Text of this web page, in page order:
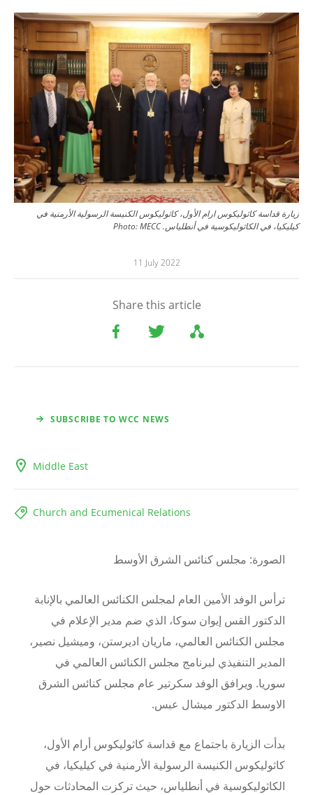
Image
زيارة قداسة كاثوليكوس ارام الأول، كاثوليكوس الكنيسة الرسولية الأرمنية في
كيليكيا، في الكاثوليكوسية في أنطلياس.
Photo:MECC
11 July 2022
Share this article
SUBSCRIBE TO WCC NEWS
Middle East
Church and Ecumenical Relations
الصورة: مجلس كنائس الشرق الأوسط
ترأس الوفد الأمين العام لمجلس الكنائس العالمي بالإنابة
الدكتور القس إيوان سوكا، الذي ضم مدير الإعلام في
مجلس الكنائس العالمي، ماريان اديرستن، وميشيل نصير،
المدير التنفيذي لبرنامج مجلس الكنائس العالمي في
سوريا. ويرافق الوفد سكرتير عام مجلس كنائس الشرق
الاوسط الدكتور ميشال عبس.
بدأت الزيارة باجتماع مع قداسة كاثوليكوس أرام الأول،
كاثوليكوس الكنيسة الرسولية الأرمنية في كيليكيا، في
الكاثوليكوسية في أنطلياس، حيث تركزت المحادثات حول